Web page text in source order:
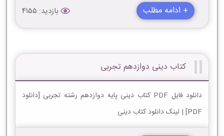
+ ادامه مطلب بازدید: 4155
کتاب دینی دوازدهم تجربی
دانلود فایل PDF کتاب دینی پایه دوازدهم رشته تجربی [دانلود
PDF] | لینک دانلود کتاب دینی